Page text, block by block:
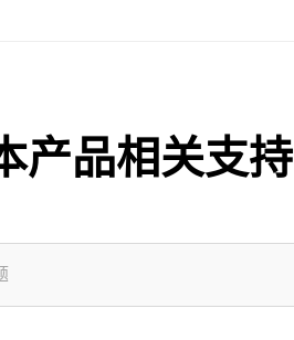
产品相关支持